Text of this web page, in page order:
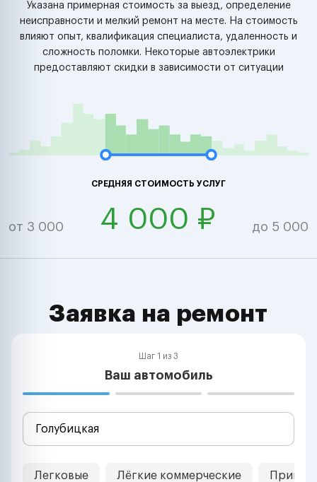
Указана примерная стоимость за выезд, определение
неисправности и мелкий ремонт на месте. На стоимость
влияют опыт, квалификация специалиста, удаленность и
сложность поломки. Некоторые автоэлектрики
предоставляют скидки в зависимости от ситуации
СРЕДНЯЯ СТОИМОСТЬ УСЛУГ
от 3 000 4 000 ₽ до 5 000
Заявка на ремонт
Шаг 1 из 3
Ваш автомобиль
Легковые Лёгкие коммерческие